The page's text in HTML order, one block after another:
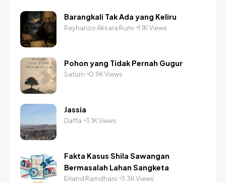
Barangkali Tak Ada yang Keliru
Reyhanzo Aksara Rumi 1.1K Views
Pohon yang Tidak Pernah Gugur
Saturn 0.9K Views
Jassia
Daffa 3.1K Views
Fakta Kasus Shila Sawangan
Bermasalah Lahan Sangketa
Erland Ramdhani 3.3K Views